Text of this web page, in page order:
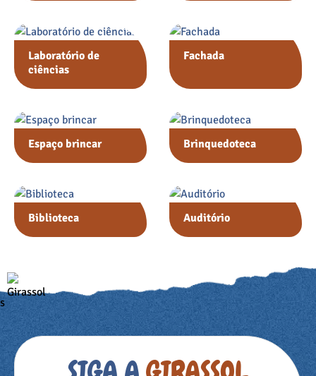
Laboratório de
ciências
Fachada
Espaço brincar Brinquedoteca
Biblioteca Auditório